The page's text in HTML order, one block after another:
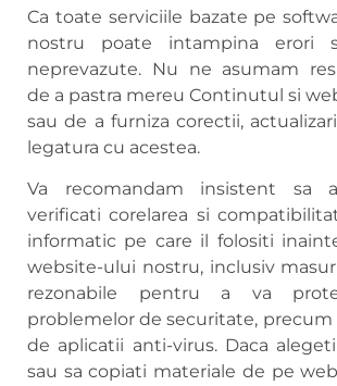
Ca toate serviciile bazate pe
nostru poate intampina erori
neprevazute. Nu ne asumam
de a pastra mereu Continutul si
sau de a furniza corectii,
legatura cu acestea.
Va recomandam insistent sa
verificati corelarea si
informatic pe care il folositi
website-ului nostru, inclusiv
rezonabile pentru a va
problemelor de securitate, precum
de aplicatii anti-virus. Daca
sau sa copiati materiale de pe